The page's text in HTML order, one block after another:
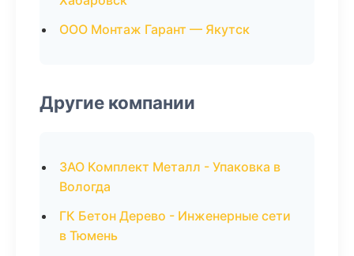
ООО Монтаж Гарант — Якутск
Другие компании
ЗАО Комплект Металл - Упаковка в
Вологда
ГК Бетон Дерево - Инженерные сети
в Тюмень